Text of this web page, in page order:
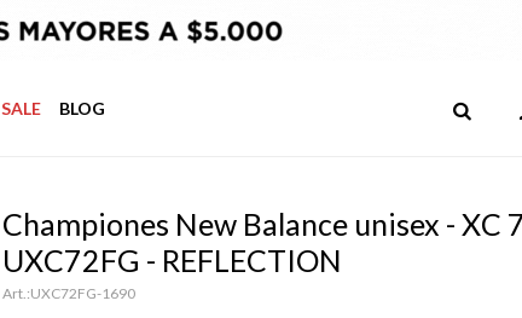
SALE BLOG
Championes New Balance unisex - XC
UXC72FG - REFLECTION
UXC72FG-1690